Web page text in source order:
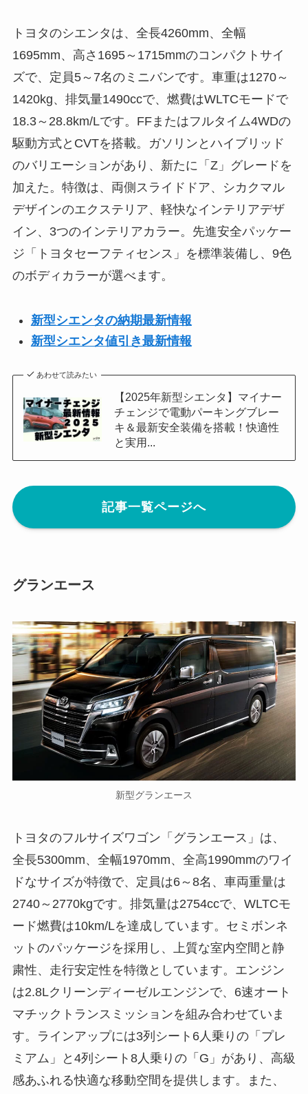
トヨタのシエンタは、全長4260mm、全幅
1695mm、高さ1695～1715mmのコンパクトサイ
ズで、定員5～7名のミニバンです。車重は1270～
1420kg、排気量1490ccで、燃費はWLTCモードで
18.3～28.8km/Lです。FFまたはフルタイム4WDの
駆動方式とCVTを搭載。ガソリンとハイブリッド
のバリエーションがあり、新たに「Z」グレードを
加えた。特徴は、両側スライドドア、シカクマル
デザインのエクステリア、軽快なインテリアデザ
イン、3つのインテリアカラー。先進安全パッケー
ジ「トヨタセーフティセンス」を標準装備し、9色
のボディカラーが選べます。
新型シエンタの納期最新情報
新型シエンタ値引き最新情報
あわせて読みたい
【2025年新型シエンタ】マイナー
チェンジで電動パーキングブレー
キ＆最新安全装備を搭載！快適性
と実用...
記事一覧ページへ
グランエース
新型グランエース
トヨタのフルサイズワゴン「グランエース」は、
全長5300mm、全幅1970mm、全高1990mmのワイ
ドなサイズが特徴で、定員は6～8名、車両重量は
2740～2770kgです。排気量は2754ccで、WLTCモ
ード燃費は10km/Lを達成しています。セミボンネ
ットのパッケージを採用し、上質な室内空間と静
粛性、走行安定性を特徴としています。エンジン
は2.8Lクリーンディーゼルエンジンで、6速オート
マチックトランスミッションを組み合わせていま
す。ラインアップには3列シート6人乗りの「プレ
ミアム」と4列シート8人乗りの「G」があり、高級
感あふれる快適な移動空間を提供します。また、